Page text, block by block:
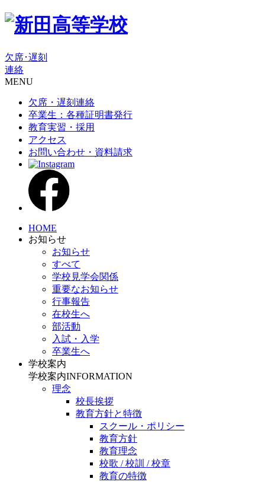
欠席･遅刻
連絡
MENU
欠席・遅刻連絡
卒業生：各種証明書発行
教育実習・採用
アクセス
お問い合わせ・資料請求
HOME
お知らせ
お知らせ
すべて
学校見学会関係
重要なお知らせ
行事報告
在校生へ
部活動
入試・入学
卒業生へ
学校案内
学校案内INFORMATION
理念
校長挨拶
教育方針と特徴
スクール・ポリシー
教育方針
教育理念
校歌 / 校訓 / 校章
教育の特徴